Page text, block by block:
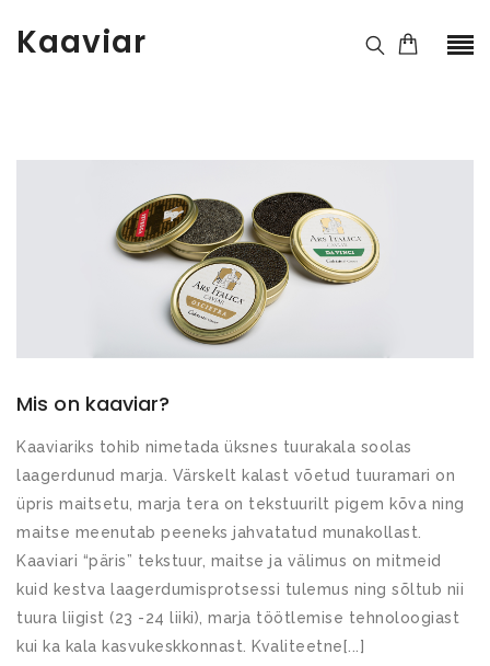
Kaaviar
Mis on kaaviar?
Kaaviariks tohib nimetada üksnes tuurakala soolas
laagerdunud marja. Värskelt kalast võetud tuuramari on
üpris maitsetu, marja tera on tekstuurilt pigem kõva ning
maitse meenutab peeneks jahvatatud munakollast.
Kaaviari “päris” tekstuur, maitse ja välimus on mitmeid
kuid kestva laagerdumisprotsessi tulemus ning sõltub nii
tuura liigist (23 -24 liiki), marja töötlemise tehnoloogiast
kui ka kala kasvukeskkonnast. Kvaliteetne[...]